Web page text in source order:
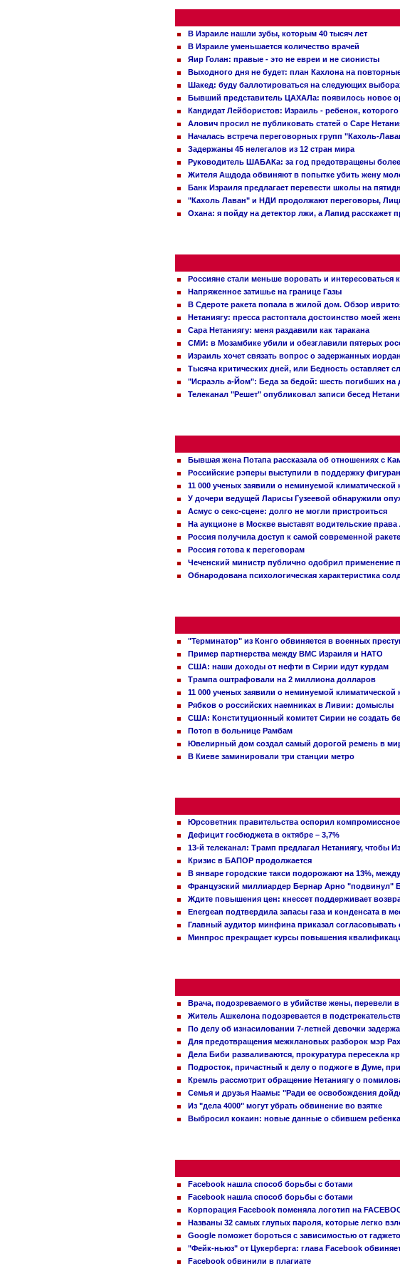
В Израиле нашли зубы, которым 40 тысяч лет
В Израиле уменьшается количество врачей
Яир Голан: правые - это не евреи и не сионисты
Выходного дня не будет: план Кахлона на
Шакед: буду баллотироваться на следующих
Бывший представитель ЦАХАЛа: появилось новое
Кандидат Лейбористов: Израиль - ребенок,
Алович просил не публиковать статей о Саре
Началась встреча переговорных групп "Кахоль-
Задержаны 45 нелегалов из 12 стран мира
Руководитель ШАБАКа: за год предотвращены более
Жителя Ашдода обвиняют в попытке убить жену
Банк Израиля предлагает перевести школы на
"Кахоль Лаван" и НДИ продолжают переговоры,
Охана: я пойду на детектор лжи, а Лапид расскажет
Россияне стали меньше воровать и интересоваться
Напряженное затишье на границе Газы
В Сдероте ракета попала в жилой дом. Обзор
Нетаниягу: пресса растоптала достоинство моей
Сара Нетаниягу: меня раздавили как таракана
СМИ: в Мозамбике убили и обезглавили пятерых
Израиль хочет связать вопрос о задержанных
Тысяча критических дней, или Бедность оставляет
"Исраэль а-Йом": Беда за бедой: шесть погибших
Телеканал "Решет" опубликовал записи бесед
Бывшая жена Потапа рассказала об отношениях с
Российские рэперы выступили в поддержку
11 000 ученых заявили о неминуемой климатической
У дочери ведущей Ларисы Гузеевой обнаружили
Асмус о секс-сцене: долго не могли пристроиться
На аукционе в Москве выставят водительские
Россия получила доступ к самой современной
Россия готова к переговорам
Чеченский министр публично одобрил применение
Обнародована психологическая характеристика
"Терминатор" из Конго обвиняется в военных
Пример партнерства между ВМС Израиля и НАТО
США: наши доходы от нефти в Сирии идут курдам
Трампа оштрафовали на 2 миллиона долларов
11 000 ученых заявили о неминуемой климатической
Рябков о российских наемниках в Ливии: домыслы
США: Конституционный комитет Сирии не создать
Потоп в больнице Рамбам
Ювелирный дом создал самый дорогой ремень в
В Киеве заминировали три станции метро
Юрсоветник правительства оспорил
Дефицит госбюджета в октябре – 3,7%
13-й телеканал: Трамп предлагал Нетаниягу,
Кризис в БАПОР продолжается
В январе городские такси подорожают на 13%,
Французский миллиардер Бернар Арно "подвинул"
Ждите повышения цен: кнессет поддерживает
Energean подтвердила запасы газа и конденсата в
Главный аудитор минфина приказал
Минпрос прекращает курсы повышения
Врача, подозреваемого в убийстве жены, перевели
Житель Ашкелона подозревается в
По делу об изнасиловании 7-летней девочки
Для предотвращения межклановых разборок мэр
Дела Биби разваливаются, прокуратура пересекла
Подросток, причастный к делу о поджоге в Думе,
Кремль рассмотрит обращение Нетаниягу о
Семья и друзья Наамы: "Ради ее освобождения
Из "дела 4000" могут убрать обвинение во взятке
Выбросил кокаин: новые данные о сбившем
Facebook нашла способ борьбы с ботами
Facebook нашла способ борьбы с ботами
Корпорация Facebook поменяла логотип на
Названы 32 самых глупых пароля, которые легко
Google поможет бороться с зависимостью от
"Фейк-ньюз" от Цукерберга: глава Facebook
Facebook обвинили в плагиате